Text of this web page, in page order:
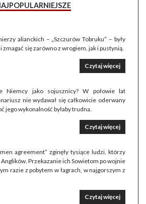
alianckich – „Szczurów Tobruku” – były
się zarówno z wrogiem, jak i pustynią.
Czytaj więcej
Niemcy jako sojusznicy? W połowie lat
nie wydawał się całkowicie oderwany
jego wykonalność byłaby trudna.
Czytaj więcej
agreement” zginęły tysiące ludzi, którzy
Przekazanie ich Sowietom po wojnie
razie z pobytem w łagrach, w najgorszym z
Czytaj więcej